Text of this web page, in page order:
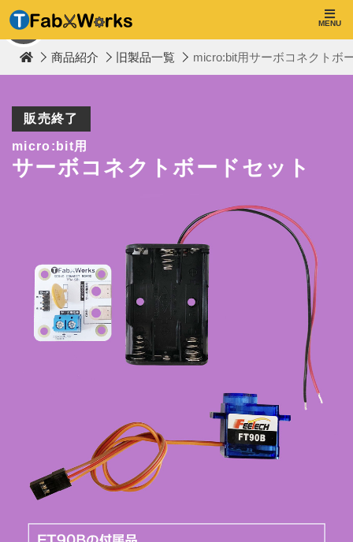
TOP
a
b
W
o
MENU
商品紹介 旧製品一覧 micro:bit用サーボコネクトボ
販売終了
micro:bit用
サーボコネクトボードセット